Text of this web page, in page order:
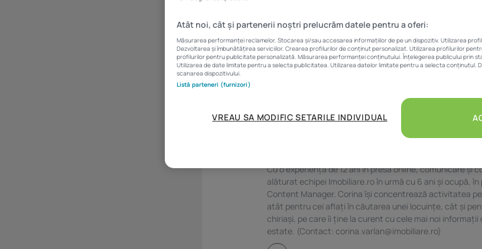
[addtoany]
Cu o experiență de 12 ani în presa online, comunicare și
alăturat echipei Imobiliare.ro în urmă cu 6 ani și ocupă,
Content Manager. Corina își concentrează activitatea
atât pentru cei aflați în căutarea unei locuințe, cât și
chiriași, pe care îi ține la curent cu cele mai noi informații
estate. (Contact: corina.varlan@imobiliare.ro)
Atât noi, cât și partenerii noștri prelucrăm datele pentru a oferi:
Măsurarea performanței reclamelor. Stocarea și/sau accesarea informațiilor de pe un dispozitiv. Utilizarea
Dezvoltarea și îmbunătățirea serviciilor. Crearea profilurilor de conținut personalizat. Utilizarea profilurilor
profilurilor pentru publicitate personalizată. Măsurarea performanței conținutului. Înțelegerea publicului prin
Utilizarea de date limitate pentru a selecta publicitatea. Utilizarea datelor limitate pentru a selecta conținutul.
scanarea dispozitivului.
Listă parteneri (furnizori)
VREAU SA MODIFIC SETARILE INDIVIDUAL